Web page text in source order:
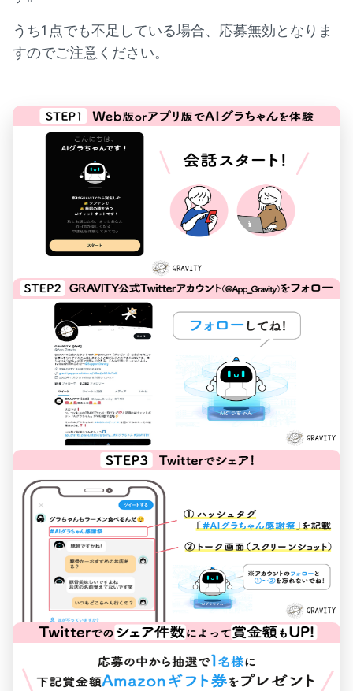
うち1点でも不足している場合、応募無効となりま
すのでご注意ください。